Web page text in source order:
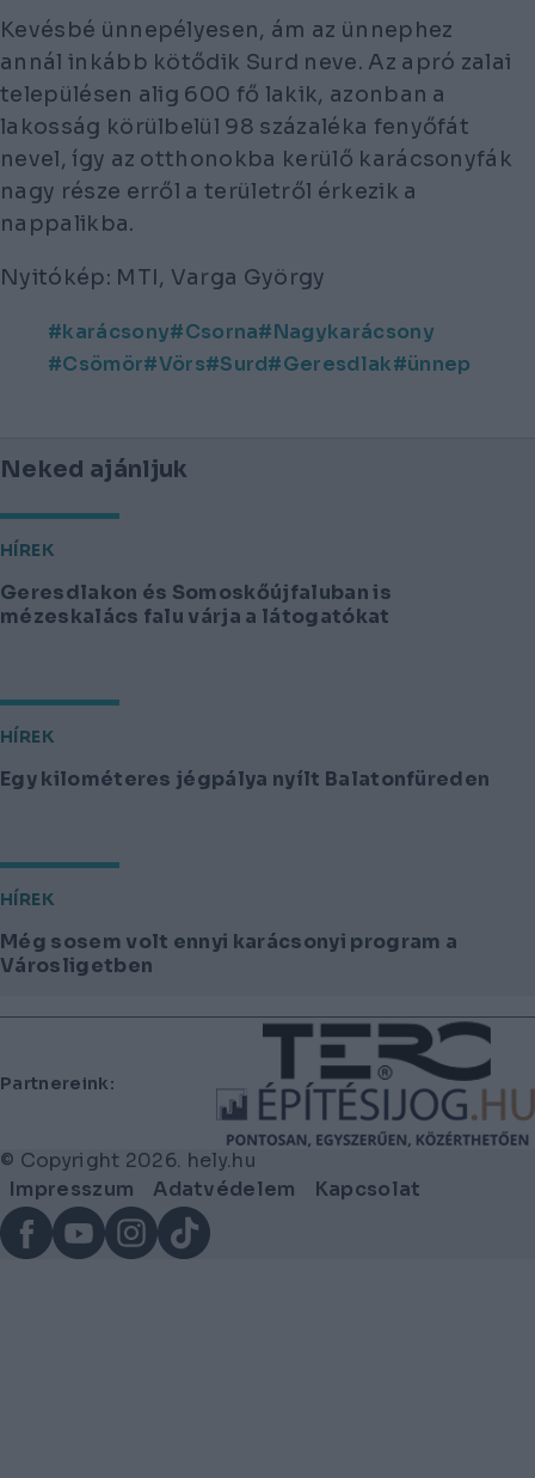
Kevésbé ünnepélyesen, ám az ünnephez
annál inkább kötődik Surd neve. Az apró zalai
településen alig 600 fő lakik, azonban a
lakosság körülbelül 98 százaléka fenyőfát
nevel, így az otthonokba kerülő karácsonyfák
nagy része erről a területről érkezik a
nappalikba.
Nyitókép: MTI, Varga György
karácsony Csorna
Nagykarácsony
Csömör
Vörs Surd Geresdlak ünnep
Neked ajánljuk
HÍREK
Geresdlakon és Somoskőújfaluban is
mézeskalács falu várja a látogatókat
HÍREK
Egy kilométeres jégpálya nyílt Balatonfüreden
HÍREK
Még sosem volt ennyi karácsonyi program a
Városligetben
Lábléc
Partnereink:
© Copyright 2026. hely.hu
Lábléc
menü
Impresszum Adatvédelem
Kapcsolat
FacebookYouTubeInstagram